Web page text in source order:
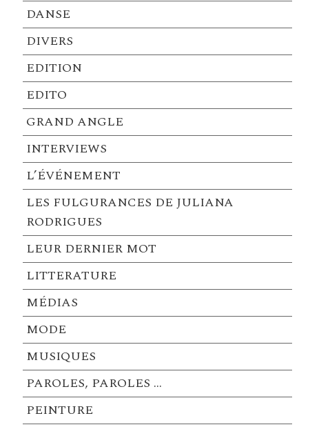
DANSE
DIVERS
EDITION
EDITO
GRAND ANGLE
INTERVIEWS
L’ÉVÉNEMENT
LES FULGURANCES DE JULIANA
RODRIGUES
LEUR DERNIER MOT
LITTERATURE
MÉDIAS
MODE
MUSIQUES
PAROLES, PAROLES …
PEINTURE